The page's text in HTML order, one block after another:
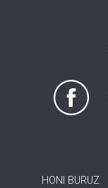
HONI BURUZ